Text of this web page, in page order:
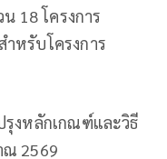
18 โครงการ
หรับโครงการ
งหลักเกณฑ์และวิธี
ณ 2569